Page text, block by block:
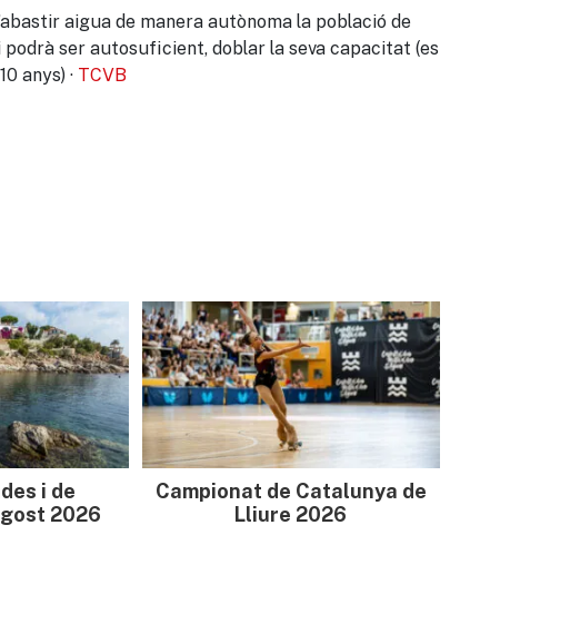
aigua de manera autònoma la població de
podrà ser autosuficient, doblar la seva capacitat (es
anys) · TCVB
i de
2026
Campionat de Catalunya de
Lliure 2026